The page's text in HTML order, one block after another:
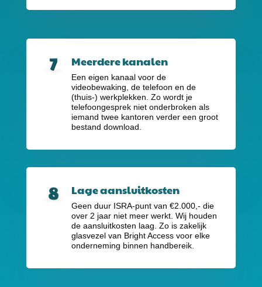
Meerdere kanalen
Een eigen kanaal voor de
videobewaking, de telefoon en de
(thuis-) werkplekken. Zo wordt je
telefoongesprek niet onderbroken als
iemand twee kantoren verder een groot
bestand download.
Lage aansluitkosten
Geen duur ISRA-punt van €2.000,- die
over 2 jaar niet meer werkt. Wij houden
de aansluitkosten laag. Zo is zakelijk
glasvezel van Bright Access voor elke
onderneming binnen handbereik.